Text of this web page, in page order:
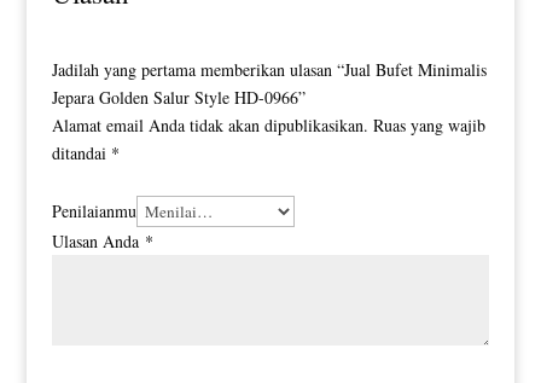
Jadilah yang pertama memberikan ulasan “Jual Bufet Minimalis
Jepara Golden Salur Style HD-0966”
Alamat email Anda tidak akan dipublikasikan. Ruas yang wajib
ditandai *
Penilaianmu
Ulasan Anda *